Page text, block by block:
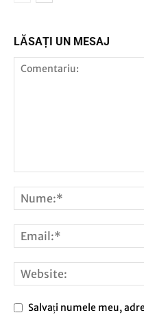
LĂSAȚI UN MESAJ
Salvați numele meu,